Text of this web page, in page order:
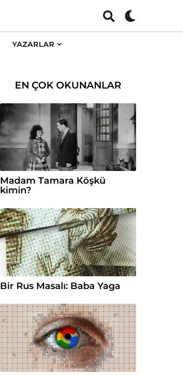
YAZARLAR
EN ÇOK OKUNANLAR
Madam Tamara Köşkü
kimin?
Bir Rus Masalı: Baba Yaga